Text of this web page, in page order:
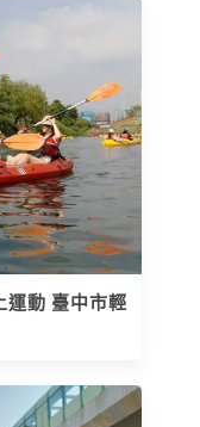
運動 臺中市輕